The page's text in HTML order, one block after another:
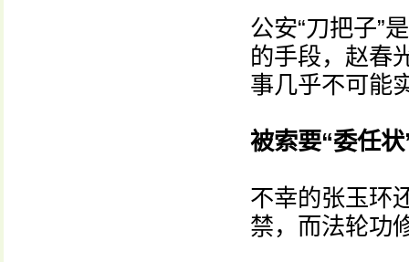
公安“刀把子”
的手段，赵春
事几乎不可能
被索要“委任
不幸的张玉环
禁，而法轮功